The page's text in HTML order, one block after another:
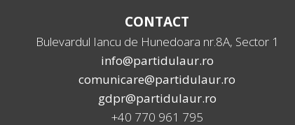
CONTACT
Bulevardul Iancu de Hunedoara nr.8A, Sector 1
info@partidulaur.ro
comunicare@partidulaur.ro
gdpr@partidulaur.ro
+40 770 961 795